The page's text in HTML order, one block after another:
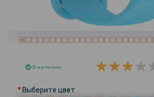
В наличии
Выберите цвет